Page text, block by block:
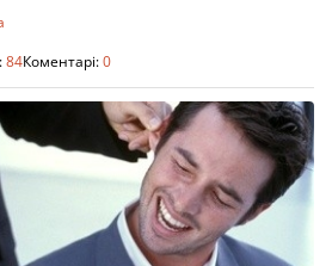
84Коментарі:0